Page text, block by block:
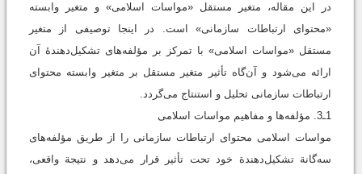
در این مقاله، متغیر مستقل «مواسات اسلامی» و متغیر وابسته
«محتوای ارتباطات سازمانی» است. در اینجا توصیفی از متغیر
مستقل «مواسات اسلامی» با تمرکز بر مؤلفه‌های تشکیل‌دهندۀ آن
ارائه می‌شود و آن‌گاه تأثیر متغیر مستقل بر متغیر وابسته محتوای
ارتباطات سازمانی تحلیل و استنتاج می‌گردد.
1ـ3. مؤلفه‌ها و مفاهيم مواسات اسلامی
مواسات اسلامی محتوای ارتباطات سازمانی را از طریق مؤلفه‌های
سه‌گانة تشکیل‌دهندة خود تحت تأثیر قرار می‌دهد و نتیجة واقعی،